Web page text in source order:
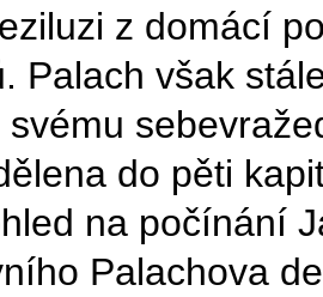
z domácí
Palach však
do pěti
na počínání
Palachova